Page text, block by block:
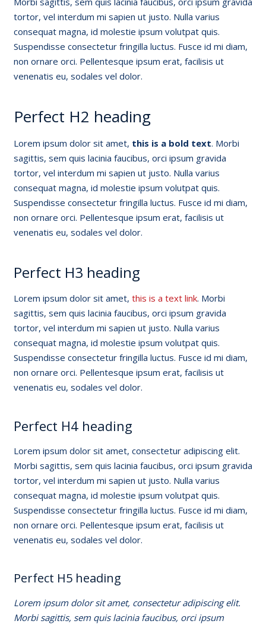
tortor, vel interdum mi sapien ut justo. Nulla varius
consequat magna, id molestie ipsum volutpat quis.
Suspendisse consectetur fringilla luctus. Fusce id mi diam,
non ornare orci. Pellentesque ipsum erat, facilisis ut
venenatis eu, sodales vel dolor.
Perfect H2 heading
Lorem ipsum dolor sit amet, this is a bold text. Morbi
sagittis, sem quis lacinia faucibus, orci ipsum gravida
tortor, vel interdum mi sapien ut justo. Nulla varius
consequat magna, id molestie ipsum volutpat quis.
Suspendisse consectetur fringilla luctus. Fusce id mi diam,
non ornare orci. Pellentesque ipsum erat, facilisis ut
venenatis eu, sodales vel dolor.
Perfect H3 heading
Lorem ipsum dolor sit amet, this is a text link. Morbi
sagittis, sem quis lacinia faucibus, orci ipsum gravida
tortor, vel interdum mi sapien ut justo. Nulla varius
consequat magna, id molestie ipsum volutpat quis.
Suspendisse consectetur fringilla luctus. Fusce id mi diam,
non ornare orci. Pellentesque ipsum erat, facilisis ut
venenatis eu, sodales vel dolor.
Perfect H4 heading
Lorem ipsum dolor sit amet, consectetur adipiscing elit.
Morbi sagittis, sem quis lacinia faucibus, orci ipsum gravida
tortor, vel interdum mi sapien ut justo. Nulla varius
consequat magna, id molestie ipsum volutpat quis.
Suspendisse consectetur fringilla luctus. Fusce id mi diam,
non ornare orci. Pellentesque ipsum erat, facilisis ut
venenatis eu, sodales vel dolor.
Perfect H5 heading
Lorem ipsum dolor sit amet, consectetur adipiscing elit.
Morbi sagittis, sem quis lacinia faucibus, orci ipsum